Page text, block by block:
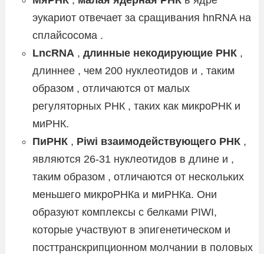
эукариот отвечает за сращивания hnRNA на
сплайсосома .
LncRNA , длинные некодирующие РНК ,
длиннее , чем 200 нуклеотидов и , таким
образом , отличаются от малых
регуляторных РНК , таких как микроРНК и
миРНК.
ПиРНК , Piwi взаимодействующего РНК ,
являются 26-31 нуклеотидов в длине и ,
таким образом , отличаются от нескольких
меньшего микроРНКа и миРНКа. Они
образуют комплексы с белками PIWI,
которые участвуют в эпигенетическом и
посттранскрипционном молчании в половых